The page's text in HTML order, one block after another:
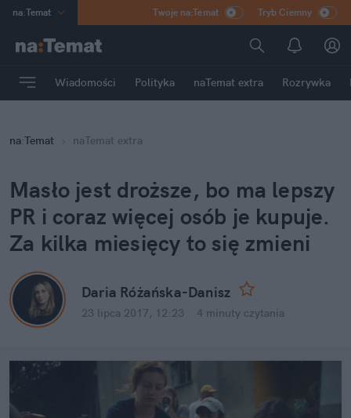
na:Temat
Poland
mama
Rozrywka
Twoje na:Temat Tryb Ciemny
Wiadomości Polityka naTemat extra Rozrywka
na:Temat naTemat extra
Masło jest droższe, bo ma lepszy
PR i coraz więcej osób je kupuje.
Za kilka miesięcy to się zmieni
Daria Różańska-Danisz
23 lipca 2017, 12:23 4 minuty czytania